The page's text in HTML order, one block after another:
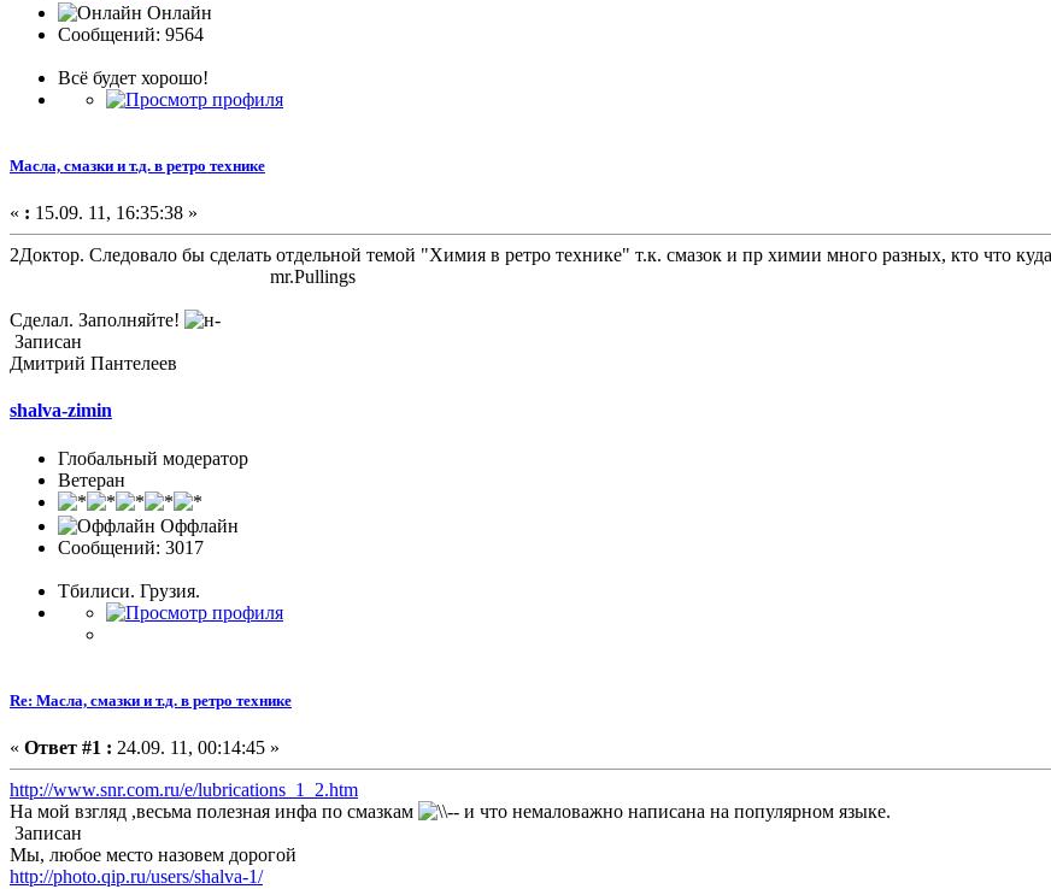
Онлайн
Сообщений: 9564
Всё будет хорошо!
Масла, смазки и т.д. в ретро технике
« : 15.09. 11, 16:35:38 »
2Доктор. Следовало бы сделать отдельной темой "Химия в ретро технике" т.к. смазок и пр химии много разных, кто что
mr.Pullings
Сделал. Заполняйте!
Записан
Дмитрий Пантелеев
shalva-zimin
Глобальный модератор
Ветеран
Оффлайн
Сообщений: 3017
Тбилиси. Грузия.
Re: Масла, смазки и т.д. в ретро технике
« Ответ #1 : 24.09. 11, 00:14:45 »
http://www.snr.com.ru/e/lubrications_1_2.htm
На мой взгляд ,весьма полезная инфа по смазкам
и что немаловажно написана на популярном языке.
Записан
Мы, любое место назовем дорогой
http://photo.qip.ru/users/shalva-1/